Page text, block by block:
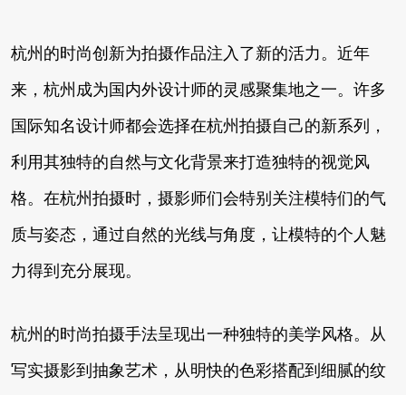
杭州的时尚创新为拍摄作品注入了新的活力。近年
来，杭州成为国内外设计师的灵感聚集地之一。许多
国际知名设计师都会选择在杭州拍摄自己的新系列，
利用其独特的自然与文化背景来打造独特的视觉风
格。在杭州拍摄时，摄影师们会特别关注模特们的气
质与姿态，通过自然的光线与角度，让模特的个人魅
力得到充分展现。
杭州的时尚拍摄手法呈现出一种独特的美学风格。从
写实摄影到抽象艺术，从明快的色彩搭配到细腻的纹